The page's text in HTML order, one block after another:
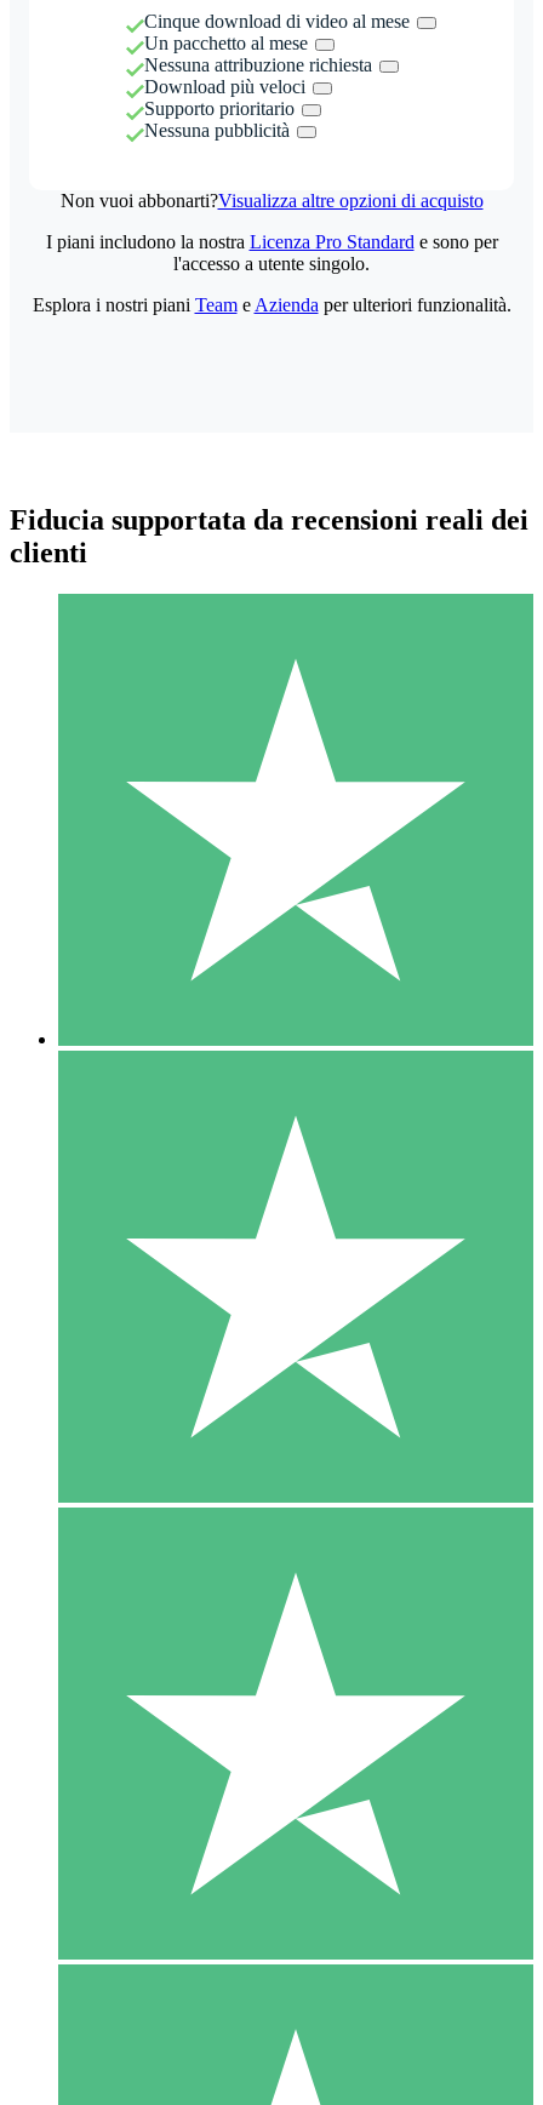
Cinque download di video al mese
Un pacchetto al mese
Nessuna attribuzione richiesta
Download più veloci
Supporto prioritario
Nessuna pubblicità
Non vuoi abbonarti?Visualizza altre opzioni di acquisto
Pacchetti di Crediti Individuali
Paga a consumo con crediti di download. Nessun impegno
1 Download
10
US$1500
10 Download
20
I piani includono la nostra Licenza Pro Standard e sono per
l'accesso a utente singolo.
Esplora i nostri piani Teame Azienda per ulteriori funzionalità.
Fiducia supportata da recensioni reali dei
clienti